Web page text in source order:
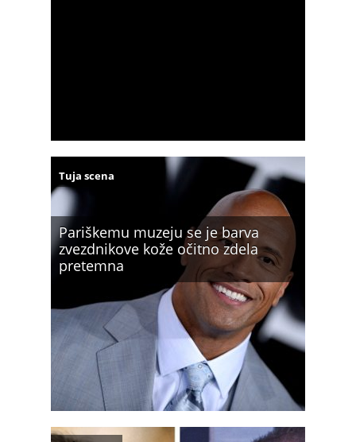
Pariškemu muzeju se je barva
zvezdnikove kože očitno zdela
pretemna
Tuja scena